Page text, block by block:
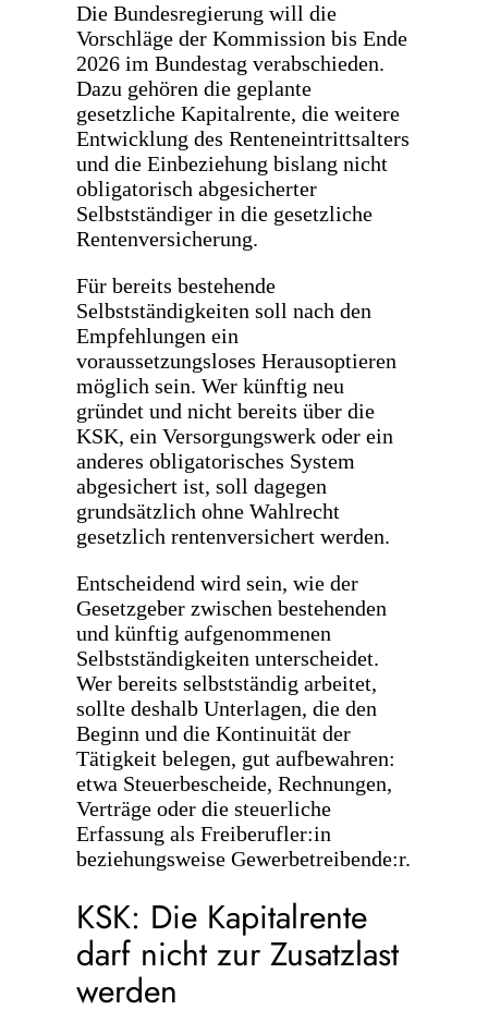
Die Bundesregierung will die
Vorschläge der Kommission bis Ende
2026 im Bundestag verabschieden.
Dazu gehören die geplante
gesetzliche Kapitalrente, die weitere
Entwicklung des Renteneintrittsalters
und die Einbeziehung bislang nicht
obligatorisch abgesicherter
Selbstständiger in die gesetzliche
Rentenversicherung.
Für bereits bestehende
Selbstständigkeiten soll nach den
Empfehlungen ein
voraussetzungsloses Herausoptieren
möglich sein. Wer künftig neu
gründet und nicht bereits über die
KSK, ein Versorgungswerk oder ein
anderes obligatorisches System
abgesichert ist, soll dagegen
grundsätzlich ohne Wahlrecht
gesetzlich rentenversichert werden.
Entscheidend wird sein, wie der
Gesetzgeber zwischen bestehenden
und künftig aufgenommenen
Selbstständigkeiten unterscheidet.
Wer bereits selbstständig arbeitet,
sollte deshalb Unterlagen, die den
Beginn und die Kontinuität der
Tätigkeit belegen, gut aufbewahren:
etwa Steuerbescheide, Rechnungen,
Verträge oder die steuerliche
Erfassung als Freiberufler:in
beziehungsweise Gewerbetreibende:r.
KSK: Die Kapitalrente
darf nicht zur Zusatzlast
werden